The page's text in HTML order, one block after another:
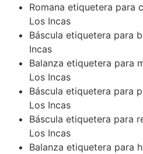
Romana etiquetera para
Los Incas
Báscula etiquetera para
Incas
Balanza etiquetera para
Los Incas
Báscula etiquetera para
Los Incas
Báscula etiquetera para
Los Incas
Balanza etiquetera para